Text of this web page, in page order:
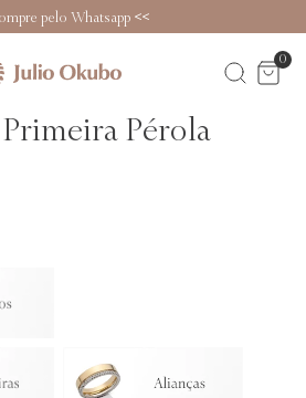
pelo Whatsapp <<
0
Pérola